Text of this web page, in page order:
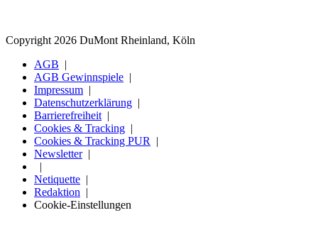
Copyright 2026 DuMont Rheinland, Köln
AGB
AGB Gewinnspiele
Impressum
Datenschutzerklärung
Barrierefreiheit
Cookies & Tracking
Cookies & Tracking PUR
Newsletter
Netiquette
Redaktion
Cookie-Einstellungen